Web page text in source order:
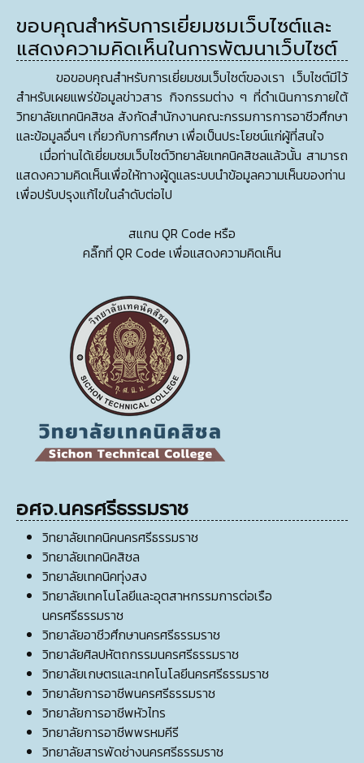
ขอบคุณสำหรับการเยี่ยมชมเว็บไซต์และ
แสดงความคิดเห็นในการพัฒนาเว็บไซต์
ขอขอบคุณสำหรับการเยี่ยมชมเว็บไซต์ของเรา เว็บไซต์มีไว้
สำหรับเผยแพร่ข้อมูลข่าวสาร กิจกรรมต่าง ๆ ที่ดำเนินการภายใต้
วิทยาลัยเทคนิคสิชล สังกัดสำนักงานคณะกรรมการการอาชีวศึกษา
และข้อมูลอื่นๆ เกี่ยวกับการศึกษา เพื่อเป็นประโยชน์แก่ผู้ที่สนใจ
เมื่อท่านได้เยี่ยมชมเว็บไซต์วิทยาลัยเทคนิคสิชลแล้วนั้น สามารถ
แสดงความคิดเห็นเพื่อให้ทางผู้ดูแลระบบนำข้อมูลความเห็นของท่าน
เพื่อปรับปรุงแก้ไขในลำดับต่อไป
สแกน QR Code หรือ
คลิ๊กที่ QR Code เพื่อแสดงความคิดเห็น
อศจ.นครศรีธรรมราช
วิทยาลัยเทคนิคนครศรีธรรมราช
วิทยาลัยเทคนิคสิชล
วิทยาลัยเทคนิคทุ่งสง
วิทยาลัยเทคโนโลยีและอุตสาหกรรมการต่อเรือ
นครศรีธรรมราช
วิทยาลัยอาชีวศึกษานครศรีธรรมราช
วิทยาลัยศิลปหัตถกรรมนครศรีธรรมราช
วิทยาลัยเกษตรและเทคโนโลยีนครศรีธรรมราช
วิทยาลัยการอาชีพนครศรีธรรมราช
วิทยาลัยการอาชีพหัวไทร
วิทยาลัยการอาชีพพรหมคีรี
วิทยาลัยสารพัดช่างนครศรีธรรมราช